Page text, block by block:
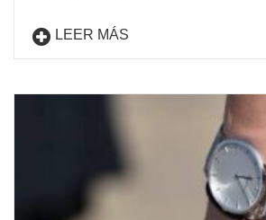
LEER MÁS